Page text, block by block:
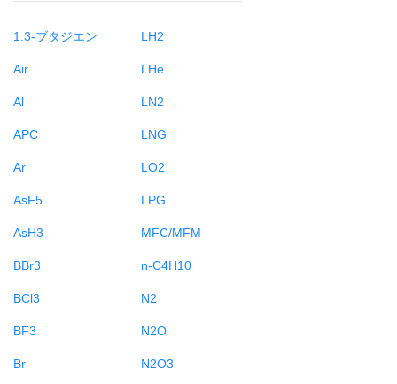
1.3-ブタジエン
Air
Al
APC
Ar
AsF5
AsH3
BBr3
BCl3
BF3
Br
LH2
LHe
LN2
LNG
LO2
LPG
MFC/MFM
n-C4H10
N2
N2O
N2O3